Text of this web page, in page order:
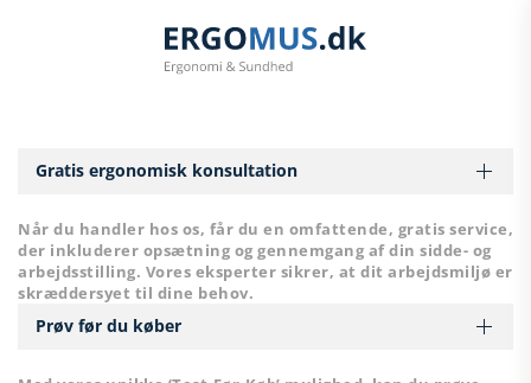
Skip to main content
Gratis ergonomisk konsultation
Når du handler hos os, får du en omfattende, gratis service,
der inkluderer opsætning og gennemgang af din sidde- og
arbejdsstilling. Vores eksperter sikrer, at dit arbejdsmiljø er
skræddersyet til dine behov.
Prøv før du køber